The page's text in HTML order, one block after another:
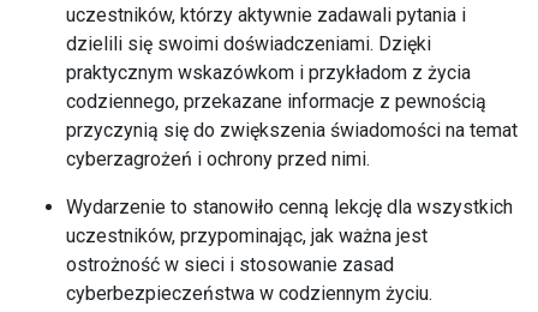
uczestników, którzy aktywnie zadawali pytania i
dzielili się swoimi doświadczeniami. Dzięki
praktycznym wskazówkom i przykładom z życia
codziennego, przekazane informacje z pewnością
przyczynią się do zwiększenia świadomości na temat
cyberzagrożeń i ochrony przed nimi.
Wydarzenie to stanowiło cenną lekcję dla wszystkich
uczestników, przypominając, jak ważna jest
ostrożność w sieci i stosowanie zasad
cyberbezpieczeństwa w codziennym życiu.